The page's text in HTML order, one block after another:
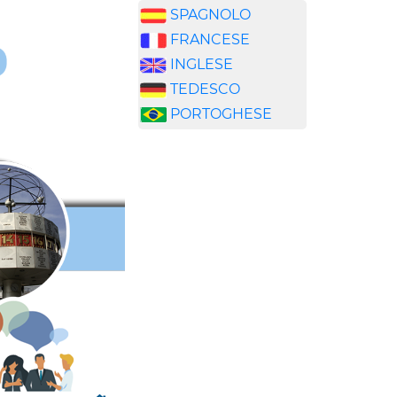
SPAGNOLO
FRANCESE
INGLESE
TEDESCO
PORTOGHESE